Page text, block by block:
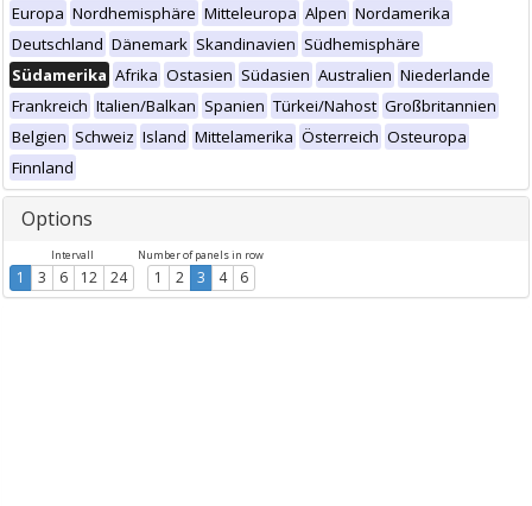
Europa Nordhemisphäre Mitteleuropa Alpen Nordamerika
Deutschland Dänemark Skandinavien Südhemisphäre
Südamerika Afrika Ostasien Südasien Australien Niederlande
Frankreich Italien/Balkan Spanien Türkei/Nahost Großbritannien
Belgien Schweiz Island Mittelamerika Österreich Osteuropa
Finnland
Options
Intervall
1 3 6 12 24
Number of panels in row
1 2 3 4 6